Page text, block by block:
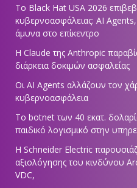
Το Black Hat USA 2026
κυβερνοασφάλειας: AI
άμυνα στο επίκεντρο
Η Claude της Anthropic
διάρκεια δοκιμών ασφαλείας
Οι AI Agents αλλάζουν τον
κυβερνοασφάλεια
Το botnet των 40 εκατ.
παιδικό λογισμικό στην
Η Schneider Electric
αξιολόγησης του κινδύνου
VDC,